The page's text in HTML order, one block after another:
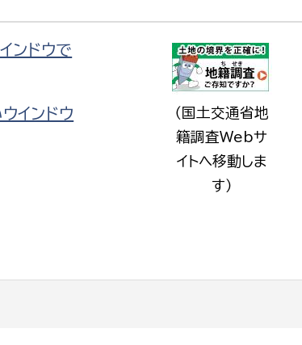
ンドウで
ウインドウ
（国土交通省地
籍調査Webサ
イトへ移動しま
す）